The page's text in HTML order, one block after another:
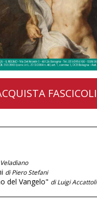
FASCICOLI
di Piero Stefani
del Vangelo" di Luigi Accattoli